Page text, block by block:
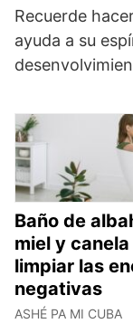
Recuerde
ayuda a su
Baño de
miel y
limpiar las
negativas
ASHÉ PA MI CUBA